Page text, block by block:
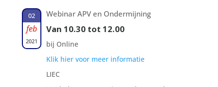
02
feb
2021
Webinar APV en Ondermijning
Van 10.30 tot 12.00
bij Online
Klik hier voor meer informatie
LIEC